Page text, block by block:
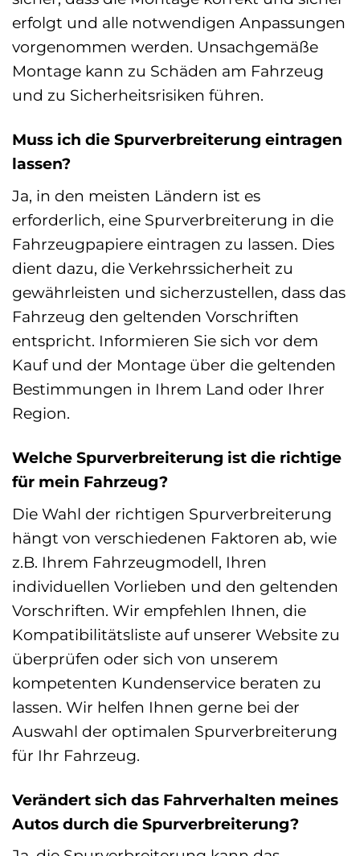
erfolgt und alle notwendigen Anpassungen
vorgenommen werden. Unsachgemäße
Montage kann zu Schäden am Fahrzeug
und zu Sicherheitsrisiken führen.
Muss ich die Spurverbreiterung eintragen
lassen?
Ja, in den meisten Ländern ist es
erforderlich, eine Spurverbreiterung in die
Fahrzeugpapiere eintragen zu lassen. Dies
dient dazu, die Verkehrssicherheit zu
gewährleisten und sicherzustellen, dass das
Fahrzeug den geltenden Vorschriften
entspricht. Informieren Sie sich vor dem
Kauf und der Montage über die geltenden
Bestimmungen in Ihrem Land oder Ihrer
Region.
Welche Spurverbreiterung ist die richtige
für mein Fahrzeug?
Die Wahl der richtigen Spurverbreiterung
hängt von verschiedenen Faktoren ab, wie
z.B. Ihrem Fahrzeugmodell, Ihren
individuellen Vorlieben und den geltenden
Vorschriften. Wir empfehlen Ihnen, die
Kompatibilitätsliste auf unserer Website zu
überprüfen oder sich von unserem
kompetenten Kundenservice beraten zu
lassen. Wir helfen Ihnen gerne bei der
Auswahl der optimalen Spurverbreiterung
für Ihr Fahrzeug.
Verändert sich das Fahrverhalten meines
Autos durch die Spurverbreiterung?